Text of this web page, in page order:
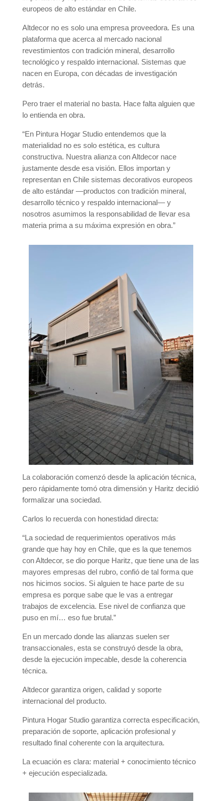
europeos de alto estándar en Chile.
Altdecor no es solo una empresa proveedora. Es una
plataforma que acerca al mercado nacional
revestimientos con tradición mineral, desarrollo
tecnológico y respaldo internacional. Sistemas que
nacen en Europa, con décadas de investigación
detrás.
Pero traer el material no basta. Hace falta alguien que
lo entienda en obra.
“En Pintura Hogar Studio entendemos que la
materialidad no es solo estética, es cultura
constructiva. Nuestra alianza con Altdecor nace
justamente desde esa visión. Ellos importan y
representan en Chile sistemas decorativos europeos
de alto estándar —productos con tradición mineral,
desarrollo técnico y respaldo internacional— y
nosotros asumimos la responsabilidad de llevar esa
materia prima a su máxima expresión en obra.”
La colaboración comenzó desde la aplicación técnica,
pero rápidamente tomó otra dimensión y Haritz decidió
formalizar una sociedad.
Carlos lo recuerda con honestidad directa:
“La sociedad de requerimientos operativos más
grande que hay hoy en Chile, que es la que tenemos
con Altdecor, se dio porque Haritz, que tiene una de las
mayores empresas del rubro, confió de tal forma que
nos hicimos socios. Si alguien te hace parte de su
empresa es porque sabe que le vas a entregar
trabajos de excelencia. Ese nivel de confianza que
puso en mí… eso fue brutal.”
En un mercado donde las alianzas suelen ser
transaccionales, esta se construyó desde la obra,
desde la ejecución impecable, desde la coherencia
técnica.
Altdecor garantiza origen, calidad y soporte
internacional del producto.
Pintura Hogar Studio garantiza correcta especificación,
preparación de soporte, aplicación profesional y
resultado final coherente con la arquitectura.
La ecuación es clara: material + conocimiento técnico
+ ejecución especializada.